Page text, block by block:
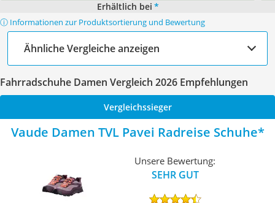
Erhältlich bei *
ⓘ Informationen zur Produktsortierung und Bewertung
Ähnliche Vergleiche anzeigen
Fahrradschuhe Damen Vergleich 2026 Empfehlungen
Vergleichssieger
Vaude Damen TVL Pavei Radreise Schuhe
Unsere Bewertung:
SEHR GUT